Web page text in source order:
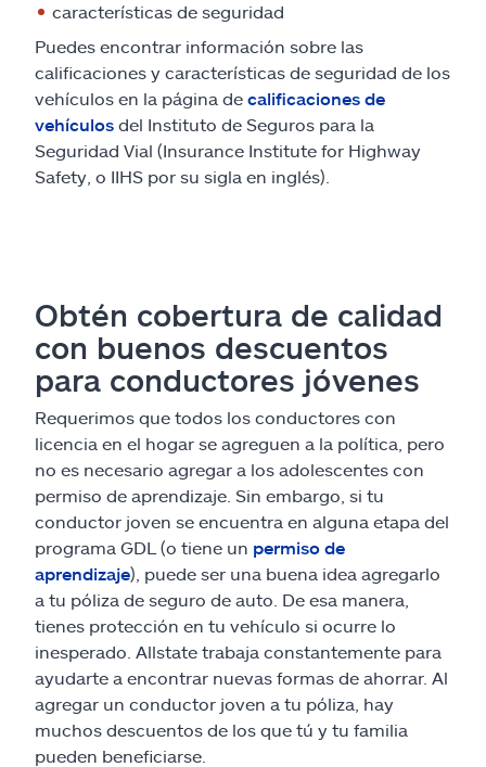
características de seguridad
Puedes encontrar información sobre las
calificaciones y características de seguridad de los
vehículos en la página de calificaciones de
vehículos del Instituto de Seguros para la
Seguridad Vial (Insurance Institute for Highway
Safety, o IIHS por su sigla en inglés).
Obtén cobertura de calidad
con buenos descuentos
para conductores jóvenes
Requerimos que todos los conductores con
licencia en el hogar se agreguen a la política, pero
no es necesario agregar a los adolescentes con
permiso de aprendizaje. Sin embargo, si tu
conductor joven se encuentra en alguna etapa del
programa GDL (o tiene un permiso de
aprendizaje), puede ser una buena idea agregarlo
a tu póliza de seguro de auto. De esa manera,
tienes protección en tu vehículo si ocurre lo
inesperado. Allstate trabaja constantemente para
ayudarte a encontrar nuevas formas de ahorrar. Al
agregar un conductor joven a tu póliza, hay
muchos descuentos de los que tú y tu familia
pueden beneficiarse.